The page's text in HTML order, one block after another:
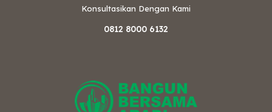
Konsultasikan Dengan Kami
0812 8000 6132